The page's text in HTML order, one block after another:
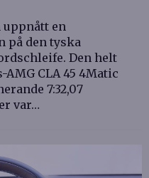
uppnått en
på den tyska
Den helt
CLA 45 4Matic
7:32,07
var…